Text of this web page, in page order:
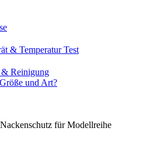
& Temperatur Test
Reinigung
und Art?
für Modellreihe